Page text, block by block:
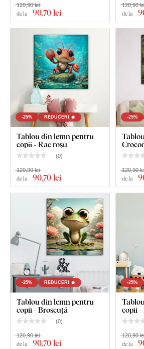
Dimensiunea de 22x22 cm,
Tabloul are un cârlig.
Dimensiunea de 66x66 cm și
cârlige.
Ce este inclus în pachet?
Tablou din lemn pentru camera
în ocean
Cârlig(e) montat(e) în prealabil pe
tabloului
Instrucțiuni clare pentru montaj
de la 90,70 lei
120,90 lei
de la
120,90
-25% REDUCERI 🔥
Tablou din lemn pentru
copii - Rac roșu
(0)
de la 90,70 lei
120,90 lei
-25%
de la
120,90
-25% REDUCERI 🔥
Tablou din lemn pentru
copii - Broscuță
(0)
de la 90,70 lei
120,90 lei
-25%
copii
de la
120,90